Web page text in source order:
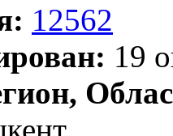
12562
19